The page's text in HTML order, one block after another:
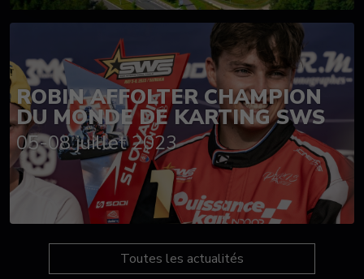
ROBIN AFFOLTER CHAMPION
DU MONDE DE KARTING SWS
05-08 juillet 2023
Toutes les actualités